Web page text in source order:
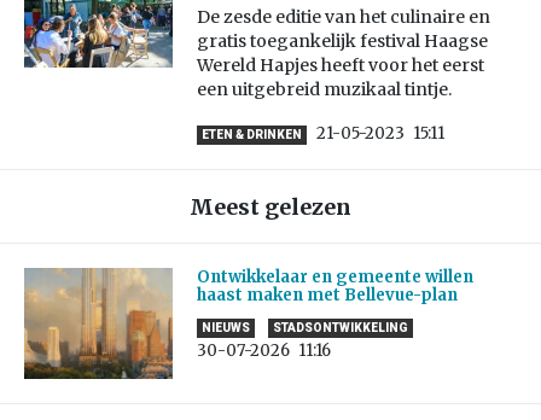
De zesde editie van het culinaire en
gratis toegankelijk festival Haagse
Wereld Hapjes heeft voor het eerst
een uitgebreid muzikaal tintje.
ETEN & DRINKEN 21-05-2023 15:11
Meest gelezen
Ontwikkelaar en gemeente willen
haast maken met Bellevue-plan
NIEUWS STADSONTWIKKELING
30-07-2026 11:16